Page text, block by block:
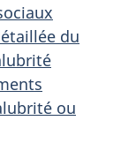
du
ou